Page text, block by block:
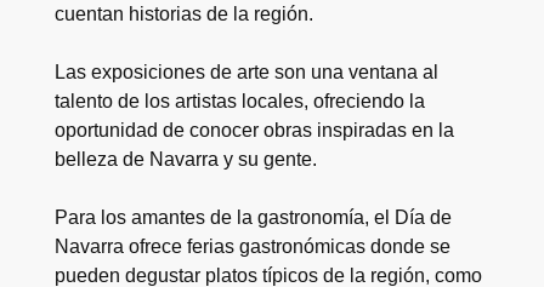
cuentan historias de la región.
Las exposiciones de arte son una ventana al
talento de los artistas locales, ofreciendo la
oportunidad de conocer obras inspiradas en la
belleza de Navarra y su gente.
Para los amantes de la gastronomía, el Día de
Navarra ofrece ferias gastronómicas donde se
pueden degustar platos típicos de la región, como